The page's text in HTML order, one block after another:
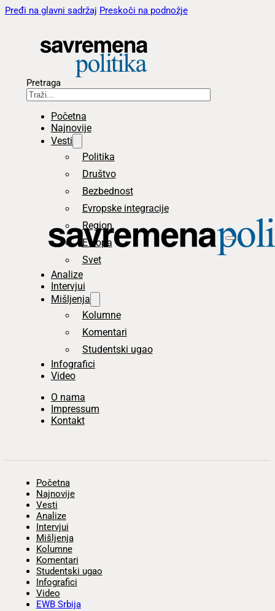
Pređi na glavni sadržaj Preskoči na podnožje
Pretraga
Početna
Najnovije
Vesti
Politika
Društvo
Bezbednost
Evropske integracije
Region
Evropa
Svet
Analize
Intervjui
Mišljenja
Kolumne
Komentari
Studentski ugao
Infografici
Video
O nama
Impressum
Kontakt
Početna
Najnovije
Vesti
Analize
Intervjui
Mišljenja
Kolumne
Komentari
Studentski ugao
Infografici
Video
EWB Srbija